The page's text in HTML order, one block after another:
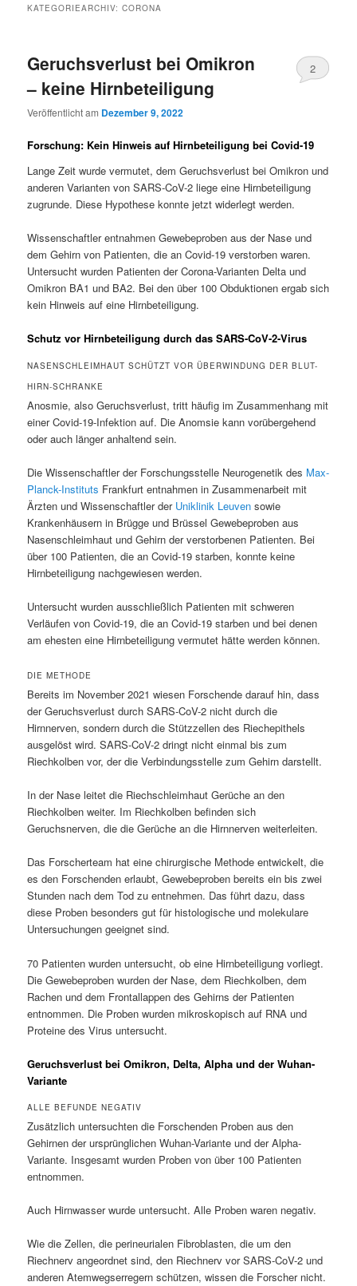
KATEGORIEARCHIV:CORONA
Geruchsverlust bei Omikron
– keine Hirnbeteiligung
Veröffentlicht am Dezember 9, 2022
2
Forschung: Kein Hinweis auf Hirnbeteiligung bei Covid-19
Lange Zeit wurde vermutet, dem Geruchsverlust bei Omikron und
anderen Varianten von SARS-CoV-2 liege eine Hirnbeteiligung
zugrunde. Diese Hypothese konnte jetzt widerlegt werden.
Wissenschaftler entnahmen Gewebeproben aus der Nase und
dem Gehirn von Patienten, die an Covid-19 verstorben waren.
Untersucht wurden Patienten der Corona-Varianten Delta und
Omikron BA1 und BA2. Bei den über 100 Obduktionen ergab sich
kein Hinweis auf eine Hirnbeteiligung.
Schutz vor Hirnbeteiligung durch das SARS-CoV-2-Virus
NASENSCHLEIMHAUT SCHÜTZT VOR ÜBERWINDUNG DER BLUT-
HIRN-SCHRANKE
Anosmie, also Geruchsverlust, tritt häufig im Zusammenhang mit
einer Covid-19-Infektion auf. Die Anomsie kann vorübergehend
oder auch länger anhaltend sein.
Die Wissenschaftler der Forschungsstelle Neurogenetik des Max-
Planck-Instituts Frankfurt entnahmen in Zusammenarbeit mit
Ärzten und Wissenschaftler der Uniklinik Leuven sowie
Krankenhäusern in Brügge und Brüssel Gewebeproben aus
Nasenschleimhaut und Gehirn der verstorbenen Patienten. Bei
über 100 Patienten, die an Covid-19 starben, konnte keine
Hirnbeteiligung nachgewiesen werden.
Untersucht wurden ausschließlich Patienten mit schweren
Verläufen von Covid-19, die an Covid-19 starben und bei denen
am ehesten eine Hirnbeteiligung vermutet hätte werden können.
DIE METHODE
Bereits im November 2021 wiesen Forschende darauf hin, dass
der Geruchsverlust durch SARS-CoV-2 nicht durch die
Hirnnerven, sondern durch die Stützzellen des Riechepithels
ausgelöst wird. SARS-CoV-2 dringt nicht einmal bis zum
Riechkolben vor, der die Verbindungsstelle zum Gehirn darstellt.
In der Nase leitet die Riechschleimhaut Gerüche an den
Riechkolben weiter. Im Riechkolben befinden sich
Geruchsnerven, die die Gerüche an die Hirnnerven weiterleiten.
Das Forscherteam hat eine chirurgische Methode entwickelt, die
es den Forschenden erlaubt, Gewebeproben bereits ein bis zwei
Stunden nach dem Tod zu entnehmen. Das führt dazu, dass
diese Proben besonders gut für histologische und molekulare
Untersuchungen geeignet sind.
70 Patienten wurden untersucht, ob eine Hirnbeteiligung vorliegt.
Die Gewebeproben wurden der Nase, dem Riechkolben, dem
Rachen und dem Frontallappen des Gehirns der Patienten
entnommen. Die Proben wurden mikroskopisch auf RNA und
Proteine des Virus untersucht.
Geruchsverlust bei Omikron, Delta, Alpha und der Wuhan-
Variante
ALLE BEFUNDE NEGATIV
Zusätzlich untersuchten die Forschenden Proben aus den
Gehirnen der ursprünglichen Wuhan-Variante und der Alpha-
Variante. Insgesamt wurden Proben von über 100 Patienten
entnommen.
Auch Hirnwasser wurde untersucht. Alle Proben waren negativ.
Wie die Zellen, die perineurialen Fibroblasten, die um den
Riechnerv angeordnet sind, den Riechnerv vor SARS-CoV-2 und
anderen Atemwegserregern schützen, wissen die Forscher nicht.